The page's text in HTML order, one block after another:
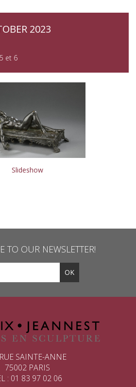
2023
et 6
Slideshow
TO OUR NEWSLETTER!
SAINTE-ANNE
75002 PARIS
: 01 83 97 02 06